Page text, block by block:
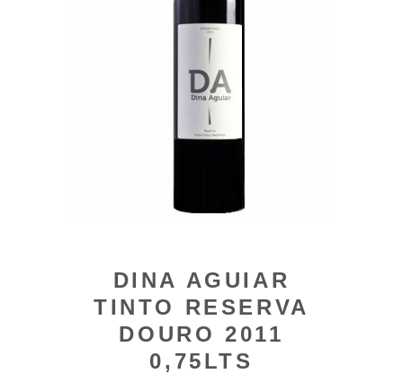
DINA AGUIAR
TINTO RESERVA
DOURO 2011
0,75LTS